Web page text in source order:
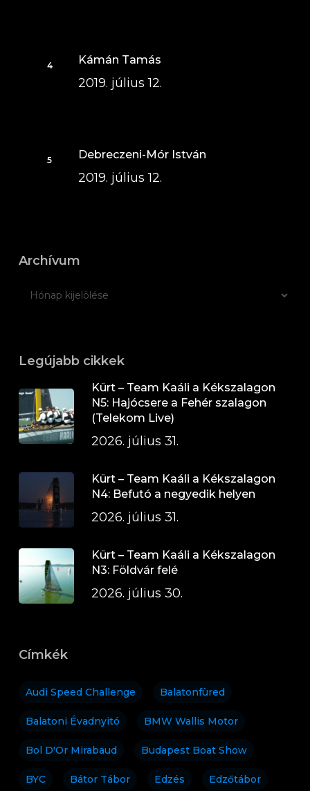
Kámán Tamás
2019. július 12.
Debreczeni-Mór István
2019. július 12.
Archívum
Legújabb cikkek
Kürt – Team Kaáli a Kékszalagon
N5: Hajócsere a Fehér szalagon
(Telekom Live)
2026. július 31.
Kürt – Team Kaáli a Kékszalagon
N4: Befutó a negyedik helyen
2026. július 31.
Kürt – Team Kaáli a Kékszalagon
N3: Földvár felé
2026. július 30.
Címkék
Audi Speed Challenge Balatonfüred
Balatoni Évadnyitó BMW Wallis Motor
Bol D'Or Mirabaud Budapest Boat Show
BYC Bátor Tábor Edzés Edzőtábor